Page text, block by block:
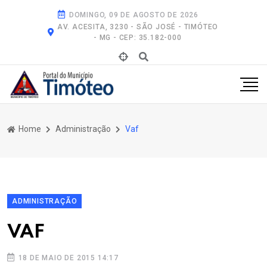
DOMINGO, 09 DE AGOSTO DE 2026
AV. ACESITA, 3230 - SÃO JOSÉ - TIMÓTEO
- MG - CEP: 35.182-000
Home Administração Vaf
ADMINISTRAÇÃO
VAF
18 DE MAIO DE 2015 14:17